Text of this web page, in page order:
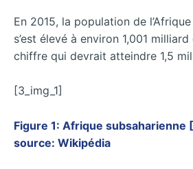
En 2015, la population de
s’est élevé à environ 1,001 milliard
chiffre qui devrait atteindre 1,5
[3_img_1]
Figure 1: Afrique subsaharienne
source: Wikipédia